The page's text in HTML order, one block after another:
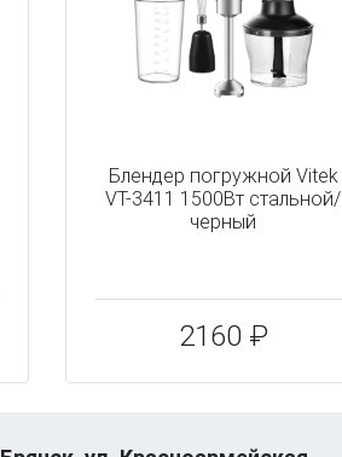
Блендер погружной Vitek
VT-3411 1500Вт стальной/
черный
2160 ₽